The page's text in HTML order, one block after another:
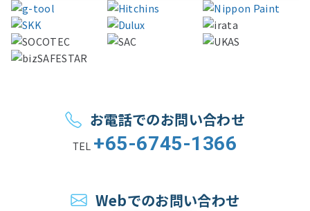
お電話でのお問い合わせ
TEL +65-6745-1366
Webでのお問い合わせ